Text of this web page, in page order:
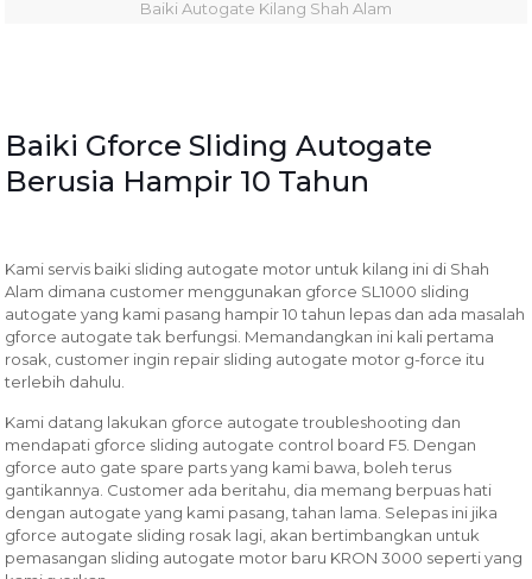
Baiki Autogate Kilang Shah Alam
Baiki Gforce Sliding Autogate
Berusia Hampir 10 Tahun
Kami servis baiki sliding autogate motor untuk kilang ini di Shah
Alam dimana customer menggunakan gforce SL1000 sliding
autogate yang kami pasang hampir 10 tahun lepas dan ada masalah
gforce autogate tak berfungsi. Memandangkan ini kali pertama
rosak, customer ingin repair sliding autogate motor g-force itu
terlebih dahulu.
Kami datang lakukan gforce autogate troubleshooting dan
mendapati gforce sliding autogate control board F5. Dengan
gforce auto gate spare parts yang kami bawa, boleh terus
gantikannya. Customer ada beritahu, dia memang berpuas hati
dengan autogate yang kami pasang, tahan lama. Selepas ini jika
gforce autogate sliding rosak lagi, akan bertimbangkan untuk
pemasangan sliding autogate motor baru KRON 3000 seperti yang